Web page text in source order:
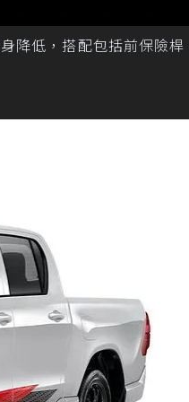
降低，搭配包括前保險桿